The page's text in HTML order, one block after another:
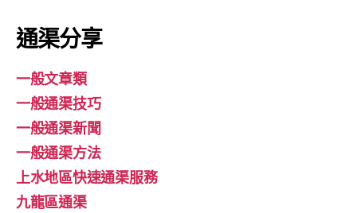
通渠分享
一般文章類
一般通渠技巧
一般通渠新聞
一般通渠方法
上水地區快速通渠服務
九龍區通渠